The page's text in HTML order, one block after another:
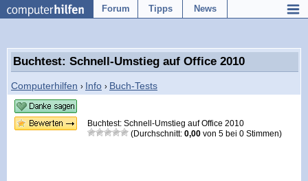
Forum Tipps News
Buchtest: Schnell-Umstieg auf Office 2010
Computerhilfen › Info › Buch-Tests
Buchtest: Schnell-Umstieg auf Office 2010
(Durchschnitt: 0,00 von 5 bei 0 Stimmen)